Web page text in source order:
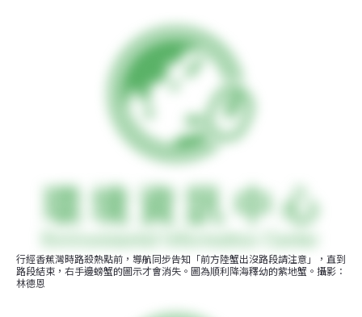
行經香蕉灣時路殺熱點前，導航同步告知「前方陸蟹出沒路段請注意」，直到
路段結束，右手邊螃蟹的圖示才會消失。圖為順利降海釋幼的紫地蟹。攝影：
林德恩